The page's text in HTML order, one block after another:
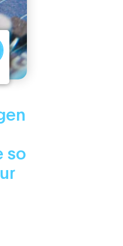
so